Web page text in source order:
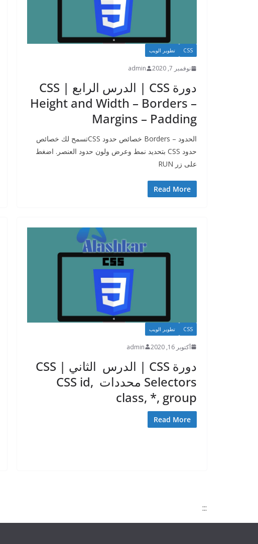
CSS تطوير الويب
نوفمبر 7, 2020 admin
دورة CSS | الدرس الرابع | CSS
Height and Width – Borders –
Margins – Padding
الحدود – Borders خصائص حدود CSSتسمح لك خصائص
حدود CSS بتحديد نمط وعرض ولون حدود العنصر. اضغط
على زر RUN
Read More
CSS تطوير الويب
أكتوبر 16, 2020 admin
دورة CSS | الدرس الثاني | CSS
Selectors محددات CSS id,
class, *, group
Read More
:::